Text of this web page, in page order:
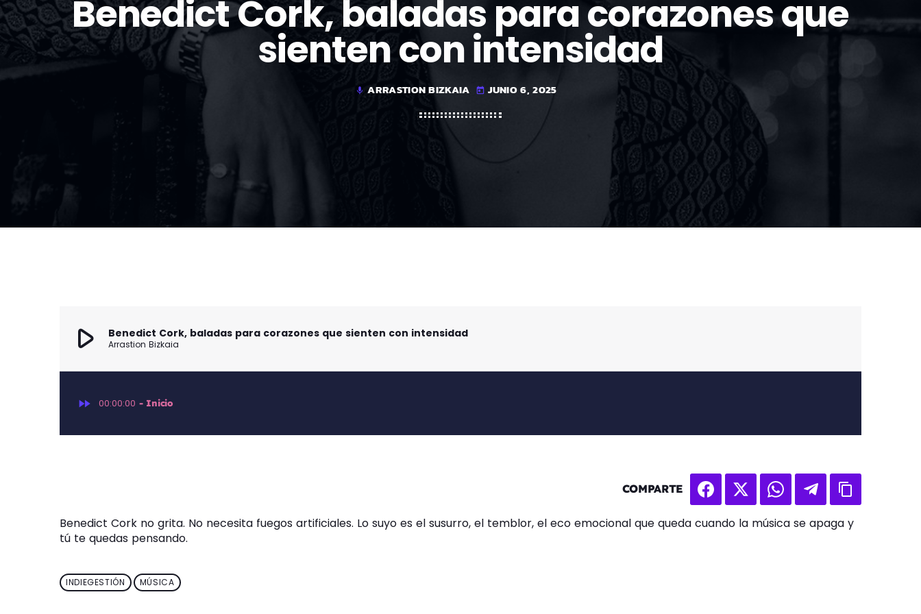
Benedict Cork, baladas para corazones que
sienten con intensidad
mic ARRASTION BIZKAIA today JUNIO 6, 2025
play_arrow Benedict Cork, baladas para corazones que sienten con intensidad
Arrastion Bizkaia
fast_forward 00:00:00 - Inicio
COMPARTE
Benedict Cork no grita. No necesita fuegos artificiales. Lo suyo es el susurro, el temblor, el eco emocional que queda cuando la música se apaga y
tú te quedas pensando.
INDIEGESTIÓN MÚSICA